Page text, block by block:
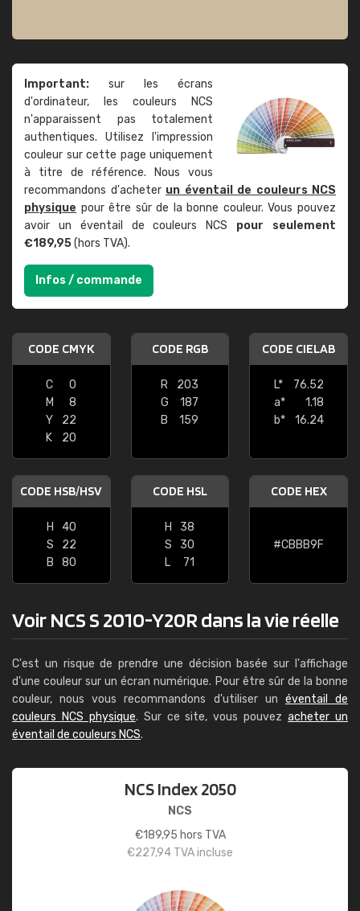
Important: sur les écrans
d'ordinateur, les couleurs NCS
n'apparaissent pas totalement
authentiques. Utilisez l'impression
couleur sur cette page uniquement
à titre de référence. Nous vous
recommandons d'acheter un éventail de couleurs NCS
physique pour être sûr de la bonne couleur. Vous pouvez
avoir un éventail de couleurs NCS pour seulement
€189,95(hors TVA).
Infos / commande
CODE CMYK
C
0
M
8
Y
22
K
20
CODE RGB
R
203
G
187
B
159
CODE CIELAB
L*
76.52
a*
1.18
b*
16.24
CODE HSB/HSV
H
40
S
22
B
80
CODE HSL
H
38
S
30
L
71
CODE HEX
#CBBB9F
Voir NCS S 2010-Y20R dans la vie réelle
C'est un risque de prendre une décision basée sur l'affichage
d'une couleur sur un écran numérique. Pour être sûr de la bonne
couleur, nous vous recommandons d'utiliser un éventail de
couleurs NCS physique. Sur ce site, vous pouvezacheter un
éventail de couleurs NCS.
NCS Index 2050
NCS
€189,95 hors TVA
€227,94 TVA incluse